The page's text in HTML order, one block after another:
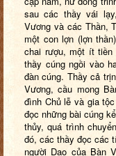
sau các thầy vái
Vương và các Thần,
một con lợn (lợn
chai rượu, một ít
thầy cúng ngồi vào
đàn cúng. Thầy cả
Vương, cầu mong
đình Chủ lễ và gia
đọc những bài cúng
thủy, quá trình
đó, các thầy đọc các
người Dao của Bàn